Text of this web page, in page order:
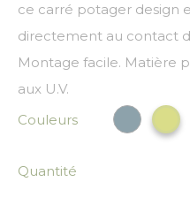
ce carré potager design
directement au contact
Montage facile. Matière
aux U.V.
Couleurs
Bleu
Quantité